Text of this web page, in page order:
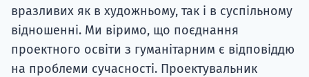
вразливих як в художньому, так і в суспільному
відношенні. Ми віримо, що поєднання
проектного освіти з гуманітарним є відповіддю
на проблеми сучасності. Проектувальник